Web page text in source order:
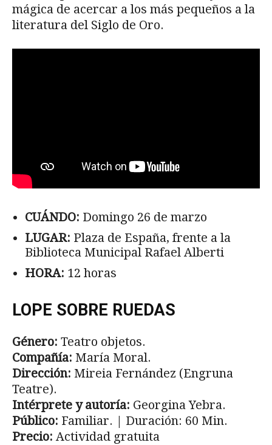
mágica de acercar a los más pequeños a la
literatura del Siglo de Oro.
CUÁNDO: Domingo 26 de marzo
LUGAR: Plaza de España, frente a la
Biblioteca Municipal Rafael Alberti
HORA: 12 horas
LOPE SOBRE RUEDAS
Género: Teatro objetos.
Compañía: María Moral.
Dirección: Mireia Fernández (Engruna
Teatre).
Intérprete y autoría: Georgina Yebra.
Público: Familiar. | Duración: 60 Min.
Precio: Actividad gratuita